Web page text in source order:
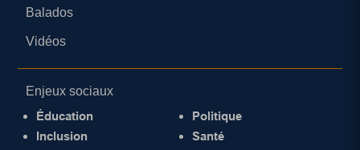
Balados
Vidéos
Enjeux sociaux
Éducation
Inclusion
Politique
Santé